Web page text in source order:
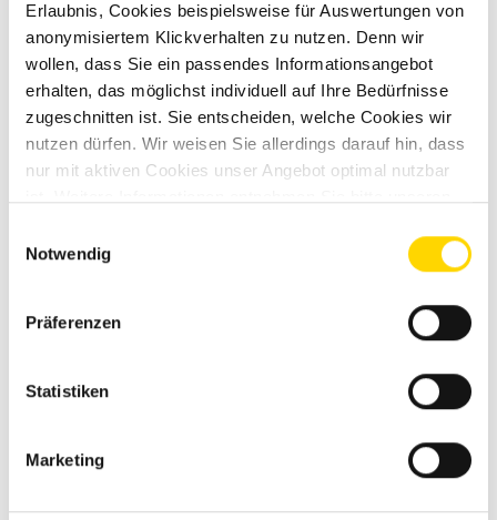
Erlaubnis, Cookies beispielsweise für Auswertungen von
anonymisiertem Klickverhalten zu nutzen. Denn wir
wollen, dass Sie ein passendes Informationsangebot
erhalten, das möglichst individuell auf Ihre Bedürfnisse
zugeschnitten ist. Sie entscheiden, welche Cookies wir
nutzen dürfen. Wir weisen Sie allerdings darauf hin, dass
nur mit aktiven Cookies unser Angebot optimal nutzbar
Notwendig
Präferenzen
Statistiken
Marketing
Getriebe Automatik
Schadstoffnorm Euro 6e
Umweltplakette grün
Grundriss
Tag